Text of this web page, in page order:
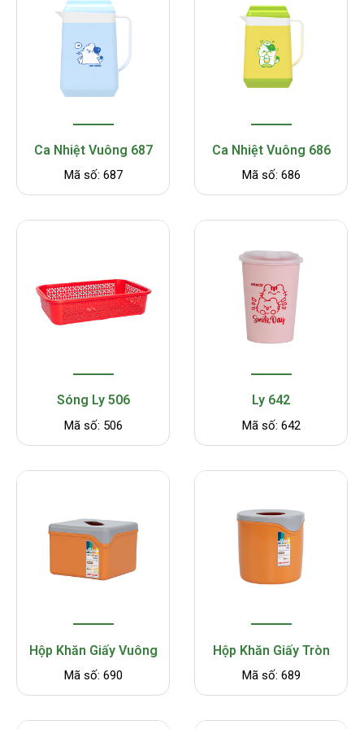
Ca Nhiệt Vuông 687
Mã số: 687
Ca Nhiệt Vuông 686
Mã số: 686
Sóng Ly 506
Mã số: 506
Ly 642
Mã số: 642
Hộp Khăn Giấy Vuông
Mã số: 690
Hộp Khăn Giấy Tròn
Mã số: 689